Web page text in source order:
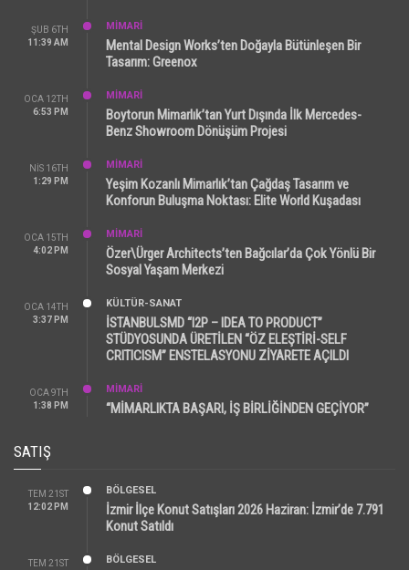
ŞUB 6TH
11:39 AM
MİMARİ
Mental Design Works’ten Doğayla Bütünleşen Bir
Tasarım: Greenox
OCA 12TH
6:53 PM
MİMARİ
Boytorun Mimarlık’tan Yurt Dışında İlk Mercedes-
Benz Showroom Dönüşüm Projesi
NIS 16TH
1:29 PM
MİMARİ
Yeşim Kozanlı Mimarlık’tan Çağdaş Tasarım ve
Konforun Buluşma Noktası: Elite World Kuşadası
OCA 15TH
4:02 PM
MİMARİ
Özer\Ürger Architects’ten Bağcılar’da Çok Yönlü Bir
Sosyal Yaşam Merkezi
OCA 14TH
3:37 PM
KÜLTÜR-SANAT
İSTANBULSMD “I2P – IDEA TO PRODUCT”
STÜDYOSUNDA ÜRETİLEN “ÖZ ELEŞTİRİ-SELF
CRITICISM” ENSTELASYONU ZİYARETE AÇILDI
OCA 9TH
1:38 PM
MİMARİ
“MİMARLIKTA BAŞARI, İŞ BİRLİĞİNDEN GEÇİYOR”
SATIŞ
TEM 21ST
12:02 PM
BÖLGESEL
İzmir İlçe Konut Satışları 2026 Haziran: İzmir’de 7.791
Konut Satıldı
TEM 21ST
BÖLGESEL